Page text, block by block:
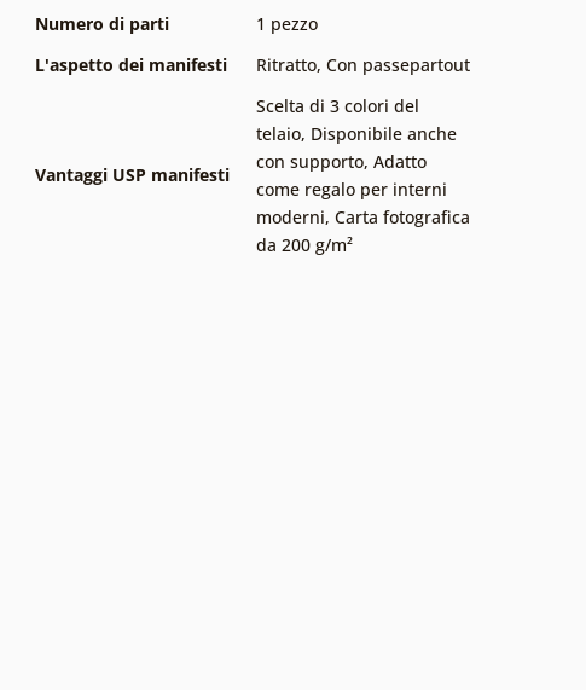
Numero di parti
1 pezzo
L'aspetto dei manifesti
Ritratto, Con passepartout
Vantaggi USP manifesti
Scelta di 3 colori del
telaio, Disponibile anche
con supporto, Adatto
come regalo per interni
moderni, Carta fotografica
da 200 g/m²